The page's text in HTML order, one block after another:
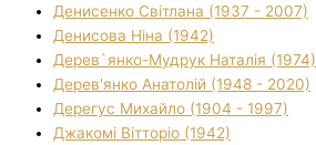
Денисенко Світлана (1937 - 2007)
Денисова Ніна (1942)
Дерев`янко-Мудрук Наталія (1974)
Дерев'янко Анатолій (1948 - 2020)
Дерегус Михайло (1904 - 1997)
Джакомі Вітторіо (1942)